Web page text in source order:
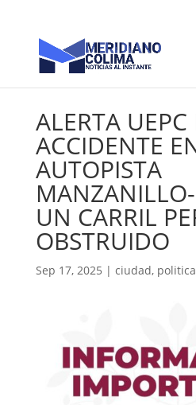
ALERTA UEPC
ACCIDENTE
AUTOPISTA
UN CARRIL
OBSTRUIDO
Sep 17, 2025 | ciudad, politica